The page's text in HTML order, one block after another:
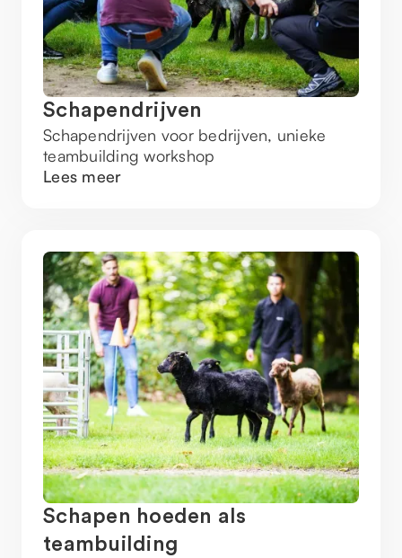
Schapendrijven
Schapendrijven voor bedrijven, unieke
teambuilding workshop
Lees meer
Schapen hoeden als
teambuilding